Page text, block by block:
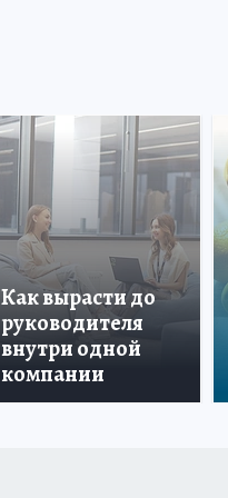
Как вырасти до
руководителя
внутри одной
компании